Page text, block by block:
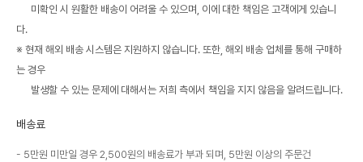
미확인 시 원활한 배송이 어려울 수 있으며, 이에 대한 책임은 고객에게 있습니
다.
※ 현재 해외 배송 시스템은 지원하지 않습니다. 또한, 해외 배송 업체를 통해 구매하
는 경우
발생할 수 있는 문제에 대해서는 저희 측에서 책임을 지지 않음을 알려드립니다.
배송료
5만원 미만일 경우 2,500원의 배송료가 부과 되며, 5만원 이상의 주문건